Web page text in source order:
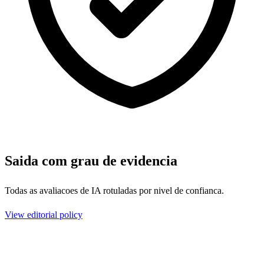
Saida com grau de evidencia
Todas as avaliacoes de IA rotuladas por nivel de confianca.
View editorial policy